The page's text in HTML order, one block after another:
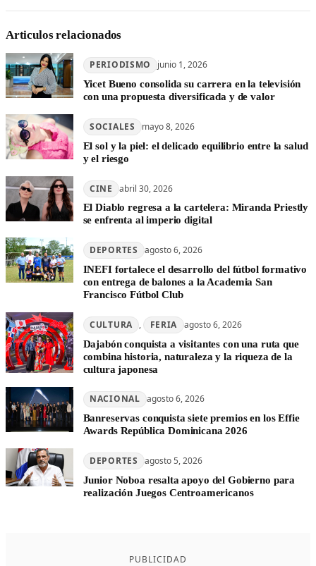
Articulos relacionados
PERIODISMO junio 1, 2026
Yicet Bueno consolida su carrera en la televisión
con una propuesta diversificada y de valor
SOCIALES mayo 8, 2026
El sol y la piel: el delicado equilibrio entre la salud
y el riesgo
CINE abril 30, 2026
El Diablo regresa a la cartelera: Miranda Priestly
se enfrenta al imperio digital
DEPORTES agosto 6, 2026
INEFI fortalece el desarrollo del fútbol formativo
con entrega de balones a la Academia San
Francisco Fútbol Club
CULTURA , FERIA agosto 6, 2026
Dajabón conquista a visitantes con una ruta que
combina historia, naturaleza y la riqueza de la
cultura japonesa
NACIONAL agosto 6, 2026
Banreservas conquista siete premios en los Effie
Awards República Dominicana 2026
DEPORTES agosto 5, 2026
Junior Noboa resalta apoyo del Gobierno para
realización Juegos Centroamericanos
PUBLICIDAD